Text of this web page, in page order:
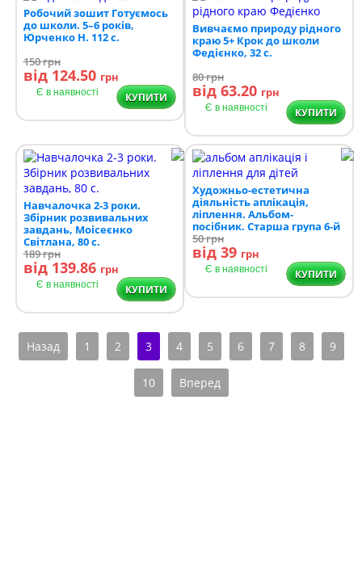
Робочий зошит Готуємось
до школи. 5–6 років,
Юрченко Н. 112 с.
150грн
від 124.50 грн
Є в наявності КУПИТИ
Вивчаємо природу рідного
краю 5+ Крок до школи
Федієнко, 32 с.
80грн
від 63.20 грн
Є в наявності КУПИТИ
Навчалочка 2-3 роки.
Збірник розвивальних
завдань, Моісеєнко
Світлана, 80 с.
189грн
від 139.86 грн
Є в наявності КУПИТИ
Художньо-естетична
діяльність аплікація,
ліплення. Альбом-
посібник. Старша група 6-й
рік життя
50грн
від 39 грн
Є в наявності КУПИТИ
Назад 1 2 3 4 5 6 7 8 9
10 Вперед